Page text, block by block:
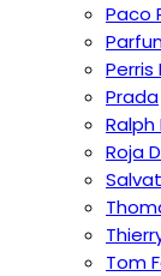
Paco
Prada
Ralph
Roja
Tom